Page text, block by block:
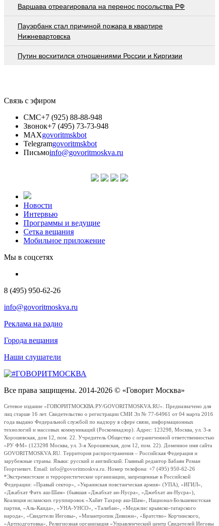
Варшава отреагировала на перенос посольства РФ
Пауэрбанк стал причиной пожара в квартире
Нижневартовска
Путин восхитился отношениями России и Киргизии
Связь с эфиром
СМС+7 (925) 88-88-948
Звонок+7 (495) 73-73-948
MAXgovoritmskbot
Telegramgovoritmskbot
Письмоinfo@govoritmoskva.ru
Новости
Интервью
Программы и ведущие
Сетка вещания
Мобильное приложение
Мы в соцсетях
8 (495) 950-62-26
info@govoritmoskva.ru
Реклама на радио
Города вещания
Наши слушатели
Все права защищены. 2014-2026 © «Говорит Москва»
Сетевое издание «ГОВОРИТМОСКВА.РУ/GOVORITMOSKVA.RU». Предназначено для
лиц старше 16 лет. Свидетельство о регистрации СМИ Эл № 77-64961 от 04 марта 2016
года выдано Федеральной службой по надзору в сфере связи, информационных
технологий и массовых коммуникаций (Роскомнадзор). Адрес: 123298, Москва, ул. 3-я
Хорошевская, дом 12, пом. 22. Учредитель Общество с ограниченной ответственностью
«РУ ФМ» (123298 Москва, ул. 3-я Хорошевская, дом 12, пом. 22). Доменное имя сайта
GOVORITMOSKVA.RU. Территория распространения – Российская Федерация и
зарубежные страны. Языки: русский и английский. Главный редактор Бабаян Роман
Георгиевич. Email: info@govoritmoskva.ru. Номер телефона: +7 (495) 950-62-26
*Экстремистские и террористические организации, запрещенные в Российской
Федерации: «Правый сектор», «Украинская повстанческая армия» (УПА), «ИГИЛ»,
«Джабхат Фатх аш-Шам» (бывшая «Джабхат ан-Нусра», «Джебхат ан-Нусра»),
Коалиция исламских группировок «Хайят Тахрир аш-Шам», Национал-Большевистская
партия, «Аль-Каида», «УНА-УНСО», «Талибан», «Меджлис крымско-татарского
народа», «Свидетели Иеговы», «Мизантропик Дивижн», «Братство» Корчинского,
«Артподготовка», Религиозная организация «Управленческий центр Свидетелей Иеговы